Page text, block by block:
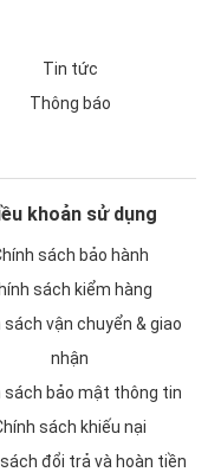
Tin tức
Thông báo
khoản sử dụng
sách bảo hành
sách kiểm hàng
sách vận chuyển & giao
nhận
sách bảo mật thông tin
sách khiếu nại
đổi trả và hoàn tiền